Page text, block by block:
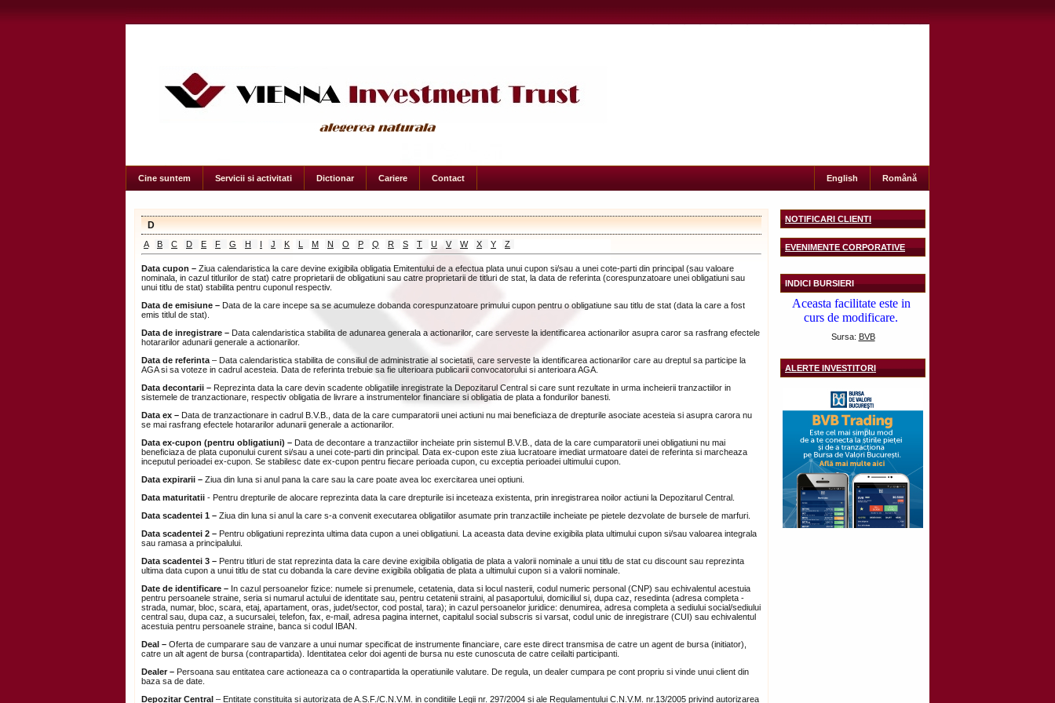
English Română
Cine suntem Servicii si activitati Dictionar Cariere Contact
NOTIFICARI CLIENTI
EVENIMENTE CORPORATIVE
INDICI BURSIERI
Sursa: BVB
ALERTE INVESTITORI
D
A B C D E F G H I J K L M N O P Q R S T U V W X Y Z
Data cupon – Ziua calendaristica la care devine exigibila obligatia Emitentului de a efectua plata unui cupon si/sau a unei cote-parti din principal (sau valoare
nominala, in cazul titlurilor de stat) catre proprietarii de obligatiuni sau catre proprietarii de titluri de stat, la data de referinta (corespunzatoare unei obligatiuni sau
unui titlu de stat) stabilita pentru cuponul respectiv.
Data de emisiune – Data de la care incepe sa se acumuleze dobanda corespunzatoare primului cupon pentru o obligatiune sau titlu de stat (data la care a fost
emis titlul de stat).
Data de inregistrare – Data calendaristica stabilita de adunarea generala a actionarilor, care serveste la identificarea actionarilor asupra caror sa rasfrang efectele
hotararilor adunarii generale a actionarilor.
Data de referinta – Data calendaristica stabilita de consiliul de administratie al societatii, care serveste la identificarea actionarilor care au dreptul sa participe la
AGA si sa voteze in cadrul acesteia. Data de referinta trebuie sa fie ulterioara publicarii convocatorului si anterioara AGA.
Data decontarii – Reprezinta data la care devin scadente obligatiile inregistrate la Depozitarul Central si care sunt rezultate in urma incheierii tranzactiilor in
sistemele de tranzactionare, respectiv obligatia de livrare a instrumentelor financiare si obligatia de plata a fondurilor banesti.
Data ex – Data de tranzactionare in cadrul B.V.B., data de la care cumparatorii unei actiuni nu mai beneficiaza de drepturile asociate acesteia si asupra carora nu
se mai rasfrang efectele hotararilor adunarii generale a actionarilor.
Data ex-cupon (pentru obligatiuni) – Data de decontare a tranzactiilor incheiate prin sistemul B.V.B., data de la care cumparatorii unei obligatiuni nu mai
beneficiaza de plata cuponului curent si/sau a unei cote-parti din principal. Data ex-cupon este ziua lucratoare imediat urmatoare datei de referinta si marcheaza
inceputul perioadei ex-cupon. Se stabilesc date ex-cupon pentru fiecare perioada cupon, cu exceptia perioadei ultimului cupon.
Data expirarii – Ziua din luna si anul pana la care sau la care poate avea loc exercitarea unei optiuni.
Data maturitatii - Pentru drepturile de alocare reprezinta data la care drepturile isi inceteaza existenta, prin inregistrarea noilor actiuni la Depozitarul Central.
Data scadentei 1 – Ziua din luna si anul la care s-a convenit executarea obligatiilor asumate prin tranzactiile incheiate pe pietele dezvolate de bursele de marfuri.
Data scadentei 2 – Pentru obligatiuni reprezinta ultima data cupon a unei obligatiuni. La aceasta data devine exigibila plata ultimului cupon si/sau valoarea integrala
sau ramasa a principalului.
Data scadentei 3 – Pentru titluri de stat reprezinta data la care devine exigibila obligatia de plata a valorii nominale a unui titlu de stat cu discount sau reprezinta
ultima data cupon a unui titlu de stat cu dobanda la care devine exigibila obligatia de plata a ultimului cupon si a valorii nominale.
Date de identificare – In cazul persoanelor fizice: numele si prenumele, cetatenia, data si locul nasterii, codul numeric personal (CNP) sau echivalentul acestuia
pentru persoanele straine, seria si numarul actului de identitate sau, pentru cetatenii straini, al pasaportului, domiciliul si, dupa caz, resedinta (adresa completa -
strada, numar, bloc, scara, etaj, apartament, oras, judet/sector, cod postal, tara); in cazul persoanelor juridice: denumirea, adresa completa a sediului social/sediului
central sau, dupa caz, a sucursalei, telefon, fax, e-mail, adresa pagina internet, capitalul social subscris si varsat, codul unic de inregistrare (CUI) sau echivalentul
acestuia pentru persoanele straine, banca si codul IBAN.
Deal – Oferta de cumparare sau de vanzare a unui numar specificat de instrumente financiare, care este direct transmisa de catre un agent de bursa (initiator),
catre un alt agent de bursa (contrapartida). Identitatea celor doi agenti de bursa nu este cunoscuta de catre ceilalti participanti.
Dealer – Persoana sau entitatea care actioneaza ca o contrapartida la operatiunile valutare. De regula, un dealer cumpara pe cont propriu si vinde unui client din
baza sa de date.
Depozitar Central – Entitate constituita si autorizata de A.S.F./C.N.V.M. in conditiile Legii nr. 297/2004 si ale Regulamentului C.N.V.M. nr.13/2005 privind autorizarea